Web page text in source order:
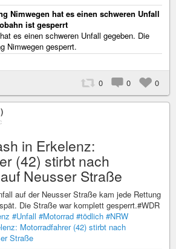
Nimwegen hat es einen schweren Unfall
ist gesperrt
es einen schweren Unfall gegeben. Die
Nimwegen gesperrt.
0 0 0
in Erkelenz:
(42) stirbt nach
Neusser Straße
auf der Neusser Straße kam jede Rettung
Die Straße war komplett gesperrt.#WDR
#Unfall #Motorrad #tödlich #NRW
Motorradfahrer (42) stirbt nach
Straße